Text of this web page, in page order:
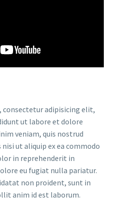
adipisicing elit,
ut labore et dolore
veniam, quis nostrud
ut aliquip ex ea commodo
in reprehenderit in
eu fugiat nulla pariatur.
non proident, sunt in
anim id est laborum.